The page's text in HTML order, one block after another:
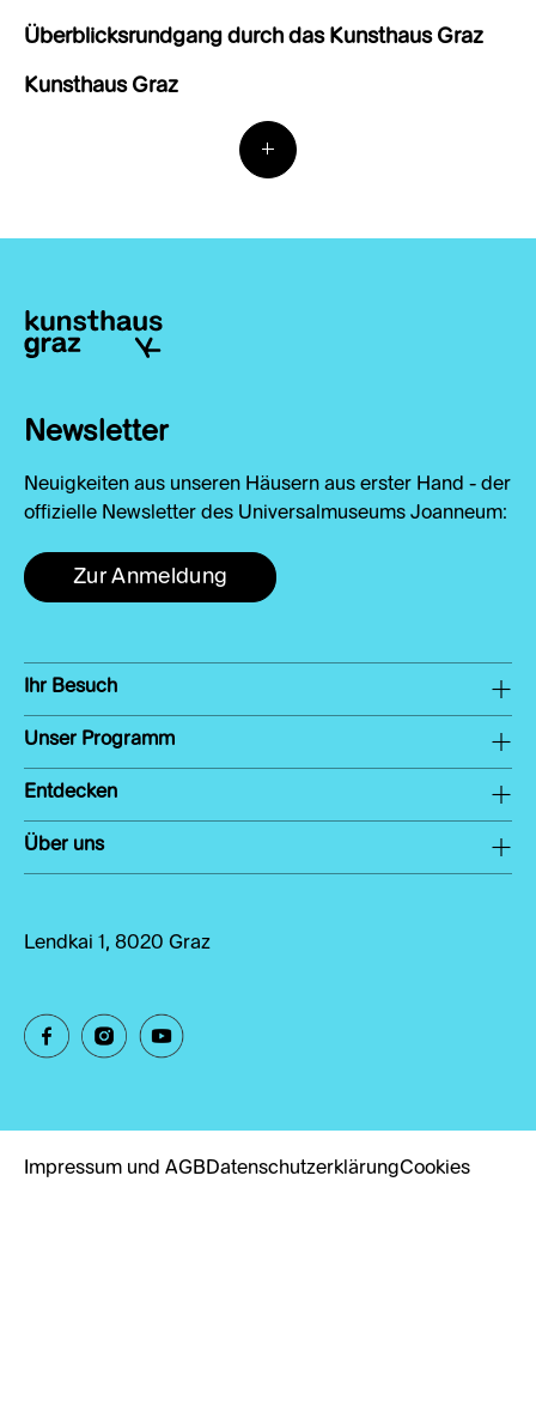
Überblicksrundgang durch das Kunsthaus Graz
Kunsthaus Graz
Newsletter
Neuigkeiten aus unseren Häusern aus erster Hand - der
offizielle Newsletter des Universalmuseums Joanneum:
Zur Anmeldung
Ihr Besuch
Unser Programm
Entdecken
Über uns
Lendkai 1, 8020 Graz
Impressum und AGBDatenschutzerklärungCookies